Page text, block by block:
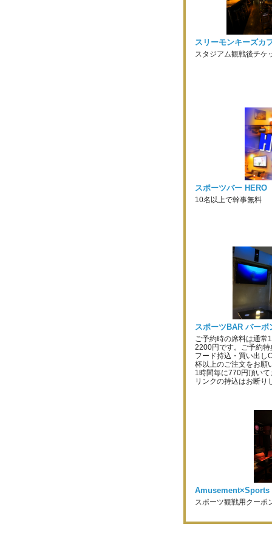
スリーモンキーズカ
スタジアム観戦後チケ
スポーツバー HERO
10名以上で幹事無料
スポーツBAR バーボ
ご予約時の席料は通常
2200円です。ご予約
フード持込・買い出し
杯以上のご注文をお願
1時間毎に770円頂い
リンクの持込はお断り
Amusement×Sports
スポーツ観戦用クーポ